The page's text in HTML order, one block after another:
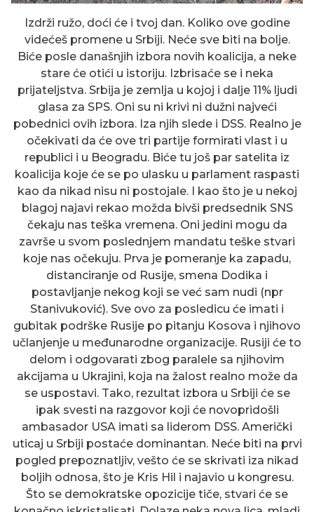
Izdrži ružo, doći će i tvoj dan. Koliko ove godine
videćeš promene u Srbiji. Neće sve biti na bolje.
Biće posle današnjih izbora novih koalicija, a neke
stare će otići u istoriju. Izbrisaće se i neka
prijateljstva. Srbija je zemlja u kojoj i dalje 11% ljudi
glasa za SPS. Oni su ni krivi ni dužni najveći
pobednici ovih izbora. Iza njih slede i DSS. Realno je
očekivati da će ove tri partije formirati vlast i u
republici i u Beogradu. Biće tu još par satelita iz
koalicija koje će se po ulasku u parlament raspasti
kao da nikad nisu ni postojale. I kao što je u nekoj
blagoj najavi rekao možda bivši predsednik SNS
čekaju nas teška vremena. Oni jedini mogu da
završe u svom poslednjem mandatu teške stvari
koje nas očekuju. Prva je pomeranje ka zapadu,
distanciranje od Rusije, smena Dodika i
postavljanje nekog koji se već sam nudi (npr
Stanivuković). Sve ovo za posledicu će imati i
gubitak podrške Rusije po pitanju Kosova i njihovo
učlanjenje u međunarodne organizacije. Rusiji će to
delom i odgovarati zbog paralele sa njihovim
akcijama u Ukrajini, koja na žalost realno može da
se uspostavi. Tako, rezultat izbora u Srbiji će se
ipak svesti na razgovor koji će novopridošli
ambasador USA imati sa liderom DSS. Američki
uticaj u Srbiji postaće dominantan. Neće biti na prvi
pogled prepoznatljiv, vešto će se skrivati iza nikad
boljih odnosa, što je Kris Hil i najavio u kongresu.
Što se demokratske opozicije tiče, stvari će se